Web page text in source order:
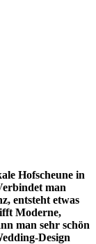
Hofscheune in
man
entsteht etwas
Moderne,
man sehr schön
Design